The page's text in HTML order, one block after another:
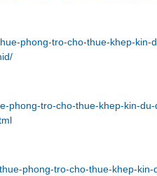
phong-tro-cho-thue-khep-kin-
phong-tro-cho-thue-khep-kin-
phong-tro-cho-thue-khep-kin-